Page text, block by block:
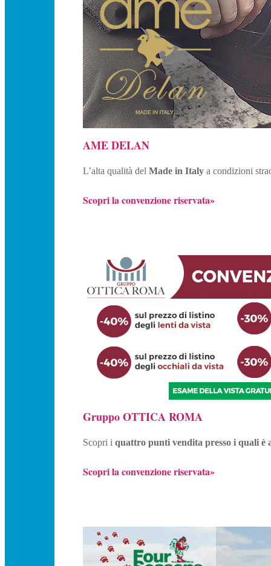
AME DELAN
L’alta qualità del Made in Italya condizioni
Scopri la convenzione riservata»
Gruppo OTTICA ROMA
Scopri i quattro punti vendita presso i quali è
Scopri la convenzione riservata»